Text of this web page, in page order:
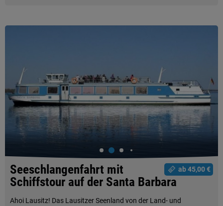
ab 45,00 €
Seeschlangenfahrt mit
Schiffstour auf der Santa Barbara
Ahoi Lausitz! Das Lausitzer Seenland von der Land- und